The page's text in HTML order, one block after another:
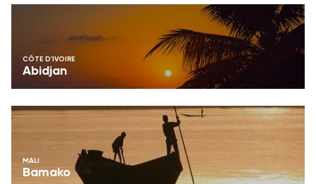
CÔTE D'IVOIRE
Abidjan
MALI
Bamako